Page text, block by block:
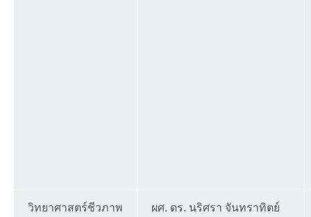
วิทยาศาสตร์ชีวภาพ ผศ. ดร. นริศรา จันทราทิตย์